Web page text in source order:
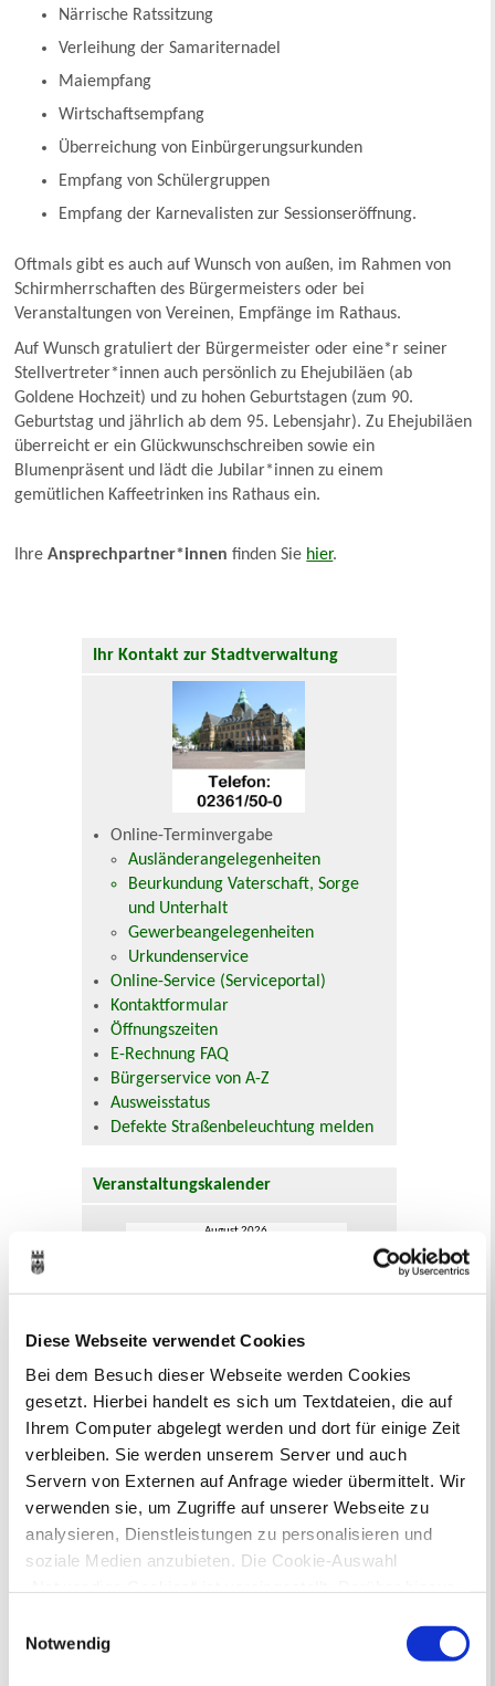
Diese Webseite verwendet Cookies
Bei dem Besuch dieser Webseite werden Cookies
gesetzt. Hierbei handelt es sich um Textdateien, die auf
Ihrem Computer abgelegt werden und dort für einige Zeit
verbleiben. Sie werden unserem Server und auch
Servern von Externen auf Anfrage wieder übermittelt. Wir
verwenden sie, um Zugriffe auf unserer Webseite zu
analysieren, Dienstleistungen zu personalisieren und
soziale Medien anzubieten. Die Cookie-Auswahl
Drittländern (USA) mit unzureichendem
Datenschutzniveau verarbeiten. Es besteht die Gefahr,
Notwendig
Närrische Ratssitzung
Verleihung der Samariternadel
Maiempfang
Wirtschaftsempfang
Überreichung von Einbürgerungsurkunden
Empfang von Schülergruppen
Empfang der Karnevalisten zur Sessionseröffnung.
Oftmals gibt es auch auf Wunsch von außen, im Rahmen von
Schirmherrschaften des Bürgermeisters oder bei
Veranstaltungen von Vereinen, Empfänge im Rathaus.
Auf Wunsch gratuliert der Bürgermeister oder eine*r seiner
Stellvertreter*innen auch persönlich zu Ehejubiläen (ab
Goldene Hochzeit) und zu hohen Geburtstagen (zum 90.
Geburtstag und jährlich ab dem 95. Lebensjahr). Zu Ehejubiläen
überreicht er ein Glückwunschschreiben sowie ein
Blumenpräsent und lädt die Jubilar*innen zu einem
gemütlichen Kaffeetrinken ins Rathaus ein.
IhreAnsprechpartner*innen finden Sie hier.
Ihr Kontakt zur Stadtverwaltung
Online-Terminvergabe
Ausländerangelegenheiten
Beurkundung Vaterschaft, Sorge
und Unterhalt
Gewerbeangelegenheiten
Urkundenservice
Online-Service (Serviceportal)
Kontaktformular
Öffnungszeiten
E-Rechnung FAQ
Bürgerservice von A-Z
Ausweisstatus
Defekte Straßenbeleuchtung melden
Veranstaltungskalender
August 2026
17
18 19 20 21 22
24
25 27 28
Veranstaltungskategorie
Zur Veranstaltungssuche
Bürgerbeteiligung
Online-Beteiligungsportal der